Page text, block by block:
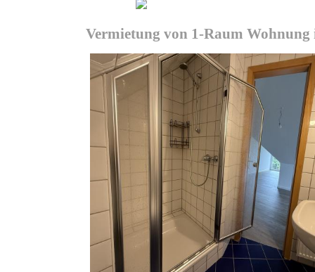
Vermietung von 1-Raum